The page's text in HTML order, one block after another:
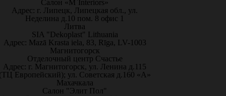
Салон «M`Interiors»
Адрес: г. Липецк, Липецкая обл., ул.
Неделина д.10 пом. 8 офис 1
Литва
SIA "Dekoplast" Lithuania
Адрес: Mazā Krasta iela, 83, Rīga, LV-1003
Магнитогорск
Отделочный центр Счастье
Адрес: г. Магнитогорск, ул. Ленина д.115
Европейский); ул. Советская д.160 «А»
Махачкала
Салон "Элит Пол"